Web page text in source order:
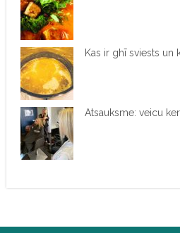
Kas ir ghī sviests un
Atsauksme: veicu